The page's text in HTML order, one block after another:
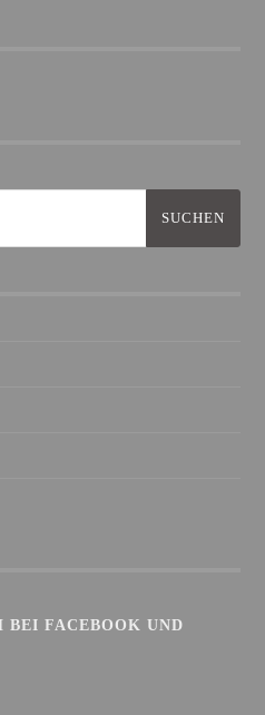
BEI FACEBOOK UND